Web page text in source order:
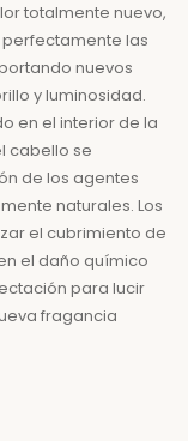
totalmente nuevo,
las
nuevos
y luminosidad.
en el interior de la
cabello se
de los agentes
naturales. Los
el cubrimiento de
el daño químico
para lucir
fragancia